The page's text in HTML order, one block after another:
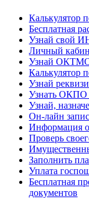
Калькулятор
Бесплатная
Узнай свой
Личный
Узнай ОКТМО
Калькулятор
Узнай
Узнать ОКПО
Узнай,
Он-лайн
Информация
Проверь
Заполнить
Уплата
Бесплатная
документов